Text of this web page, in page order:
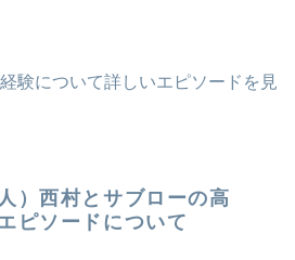
験について詳しいエピソードを見
）西村とサブローの高
ピソードについて